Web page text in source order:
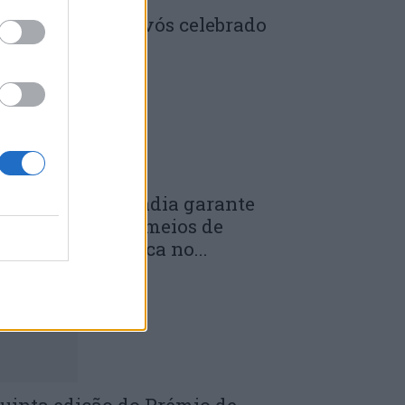
Dia dos Avós celebrado
em comunidade
Município de Anadia garante
manutenção dos meios de
emergência médica no...